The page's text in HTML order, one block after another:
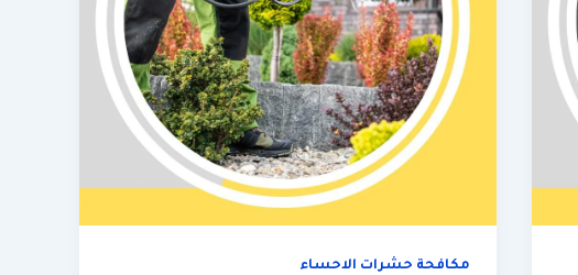
مكافحة حشرات الاحساء